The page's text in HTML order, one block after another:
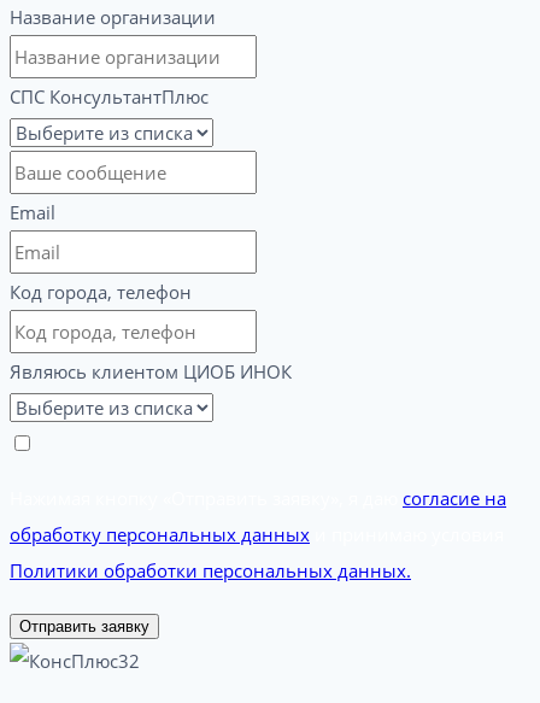
Название организации
СПС КонсультантПлюс
Email
Код города, телефон
Являюсь клиентом ЦИОБ ИНОК
согласие на
обработку персональных данных
Политики обработки персональных данных.
Отправить заявку